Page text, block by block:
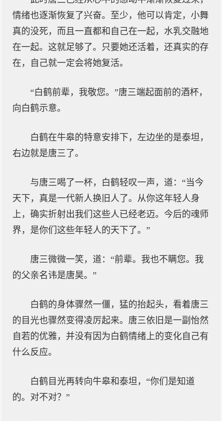
情绪也逐渐恢复了兴奋。至少，他可以肯定，小舞
真的没死，而且一直都和自己在一起，水乳交融地
在一起。这就足够了。只要她还活着，还真实的存
在，自己就一定会将她复活。
“白鹤前辈，我敬您。”唐三端起面前的酒杯，
向白鹤示意。
白鹤在牛皋的特意安排下，左边坐的是泰坦，
右边就是唐三了。
与唐三喝了一杯，白鹤轻叹一声，道：“当今
天下，真是一代新人换旧人了。从你这年轻人身
上，确实折射出我们这些人已经老迈。今后的魂师
界，是你们这些年轻人的天下了。”
唐三微微一笑，道：“前辈。我也不瞒您。我
的父亲名讳是唐昊。”
白鹤的身体骤然一僵，猛的抬起头，看着唐三
的目光也骤然变得凌厉起来。唐三依旧是一副怡然
自若的优雅，并没有因为白鹤情绪上的变化自己有
什么反应。
白鹤目光再转向牛皋和泰坦，“你们是知道
的。对不对？”